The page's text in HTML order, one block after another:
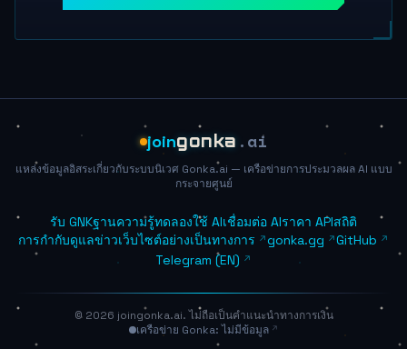
joingonka .ai
แหล่งข้อมูลอิสระเกี่ยวกับระบบนิเวศ Gonka.ai — เครือข่ายการประมวลผล AI แบบ
กระจายศูนย์
รับ GNKฐานความรู้ทดลองใช้ AIเชื่อมต่อ AIราคา APIสถิติ
การกำกับดูแลข่าวเว็บไซต์อย่างเป็นทางการ gonka.gg
GitHub
Telegram (EN)
© 2026 joingonka.ai. ไม่ถือเป็นคำแนะนำทางการเงิน
เครือข่าย Gonka: ไม่มีข้อมูล